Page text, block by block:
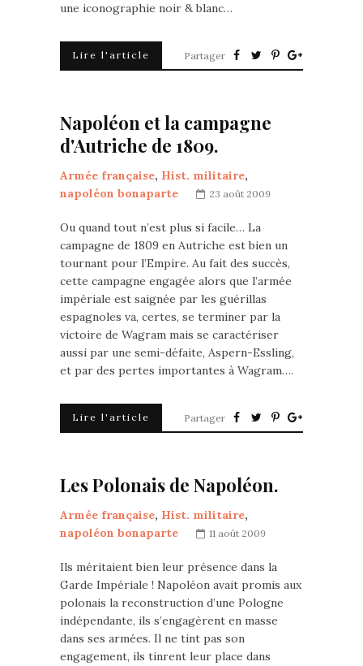
une iconographie noir & blanc…
Lire l'article Partager
Napoléon et la campagne
d'Autriche de 1809.
Armée française, Hist. militaire,
napoléon bonaparte
23 août 2009
Ou quand tout n’est plus si facile… La
campagne de 1809 en Autriche est bien un
tournant pour l’Empire. Au fait des succès,
cette campagne engagée alors que l’armée
impériale est saignée par les guérillas
espagnoles va, certes, se terminer par la
victoire de Wagram mais se caractériser
aussi par une semi-défaite, Aspern-Essling,
et par des pertes importantes à Wagram….
Lire l'article Partager
Les Polonais de Napoléon.
Armée française, Hist. militaire,
napoléon bonaparte
11 août 2009
Ils méritaient bien leur présence dans la
Garde Impériale ! Napoléon avait promis aux
polonais la reconstruction d’une Pologne
indépendante, ils s’engagèrent en masse
dans ses armées. Il ne tint pas son
engagement, ils tinrent leur place dans